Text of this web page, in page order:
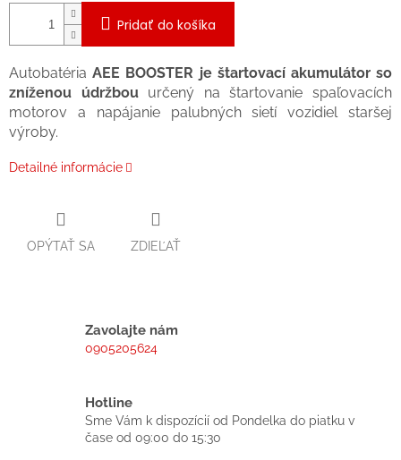
Pridať do košíka
AutobatériaAEE BOOSTER je štartovací akumulátor so
zníženou údržbouurčený na štartovanie spaľovacích
motorov a napájanie palubných sietí vozidiel staršej
výroby.
Detailné informácie
OPÝTAŤ SA ZDIEĽAŤ
Zavolajte nám
0905205624
Hotline
Sme Vám k dispozícií od Pondelka do piatku v
čase od 09:00 do 15:30